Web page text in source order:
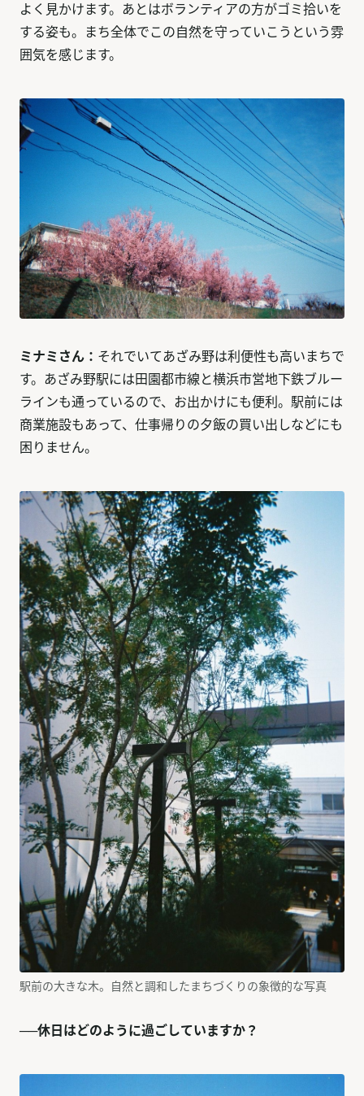
よく見かけます。あとはボランティアの方がゴミ拾いを
する姿も。まち全体でこの自然を守っていこうという雰
囲気を感じます。
ミナミさん： それでいてあざみ野は利便性も高いまちで
す。あざみ野駅には田園都市線と横浜市営地下鉄ブルー
ラインも通っているので、お出かけにも便利。駅前には
商業施設もあって、仕事帰りの夕飯の買い出しなどにも
困りません。
駅前の大きな木。自然と調和したまちづくりの象徴的な写真
──休日はどのように過ごしていますか？